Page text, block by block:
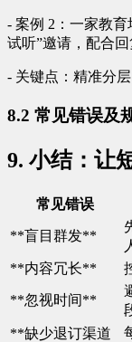
- 案例 2：一家教
试听”邀请，配合回
- 关键点：精准分
8.2 常见错误及
9. 小结：让
常见错误
**盲目群发**
**内容冗长**
**忽视时间**
**缺少退订渠道